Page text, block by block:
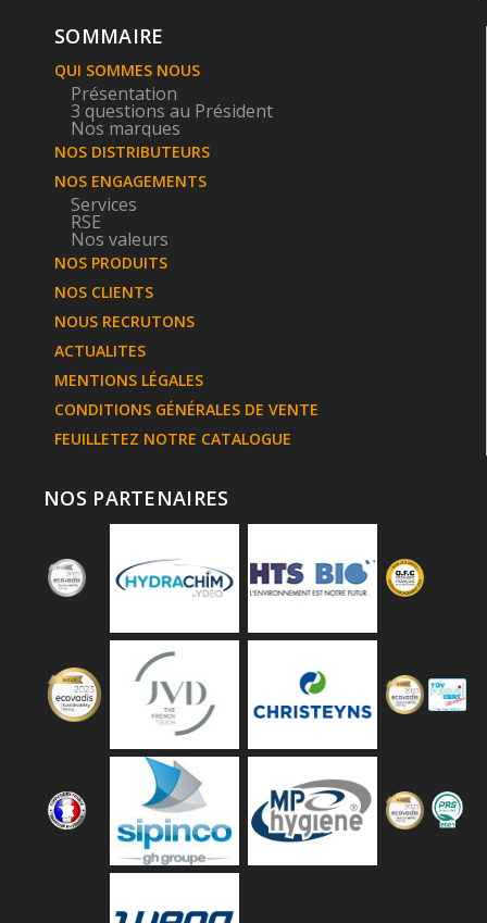
SOMMAIRE
QUI SOMMES NOUS
Présentation
3 questions au Président
Nos marques
NOS DISTRIBUTEURS
NOS ENGAGEMENTS
Services
RSE
Nos valeurs
NOS PRODUITS
NOS CLIENTS
NOUS RECRUTONS
ACTUALITES
MENTIONS LÉGALES
CONDITIONS GÉNÉRALES DE VENTE
FEUILLETEZ NOTRE CATALOGUE
NOS PARTENAIRES